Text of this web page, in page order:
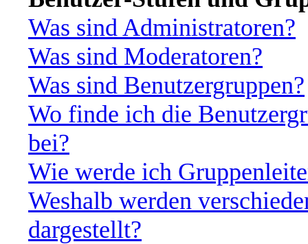
Was sind Administratoren?
Was sind Moderatoren?
Was sind Benutzergruppen?
Wo finde ich die
bei?
Wie werde ich
Weshalb werden
dargestellt?